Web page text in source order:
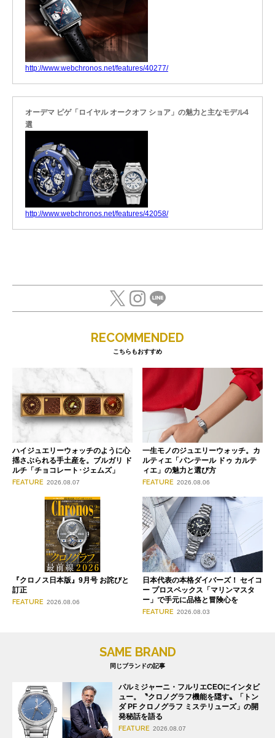
http://www.webchronos.net/features/40277/
オーデマ ピゲ「ロイヤル オークオフ ショア」の魅力と主なモデル4
選
http://www.webchronos.net/features/42058/
RECOMMENDED
こちらもおすすめ
ハイジュエリーウォッチのように心
揺さぶられる手土産を。ブルガリ ド
ルチ「チョコレート･ジェムズ」
FEATURE 2026.08.07
一生モノのジュエリーウォッチ。カ
ルティエ「パンテール ドゥ カルテ
ィエ」の魅力と選び方
FEATURE 2026.08.06
『クロノス日本版』9月号 お詫びと
訂正
FEATURE 2026.08.06
日本代表の本格ダイバーズ！ セイコ
ー プロスペックス「マリンマスタ
ー」で手元に品格と冒険心を
FEATURE 2026.08.03
SAME BRAND
同じブランドの記事
パルミジャーニ・フルリエCEOにインタビ
ュー。〝クロノグラフ機能を隠す〟「トン
ダ PF クロノグラフ ミステリューズ」の開
発秘話を語る
FEATURE 2026.08.07